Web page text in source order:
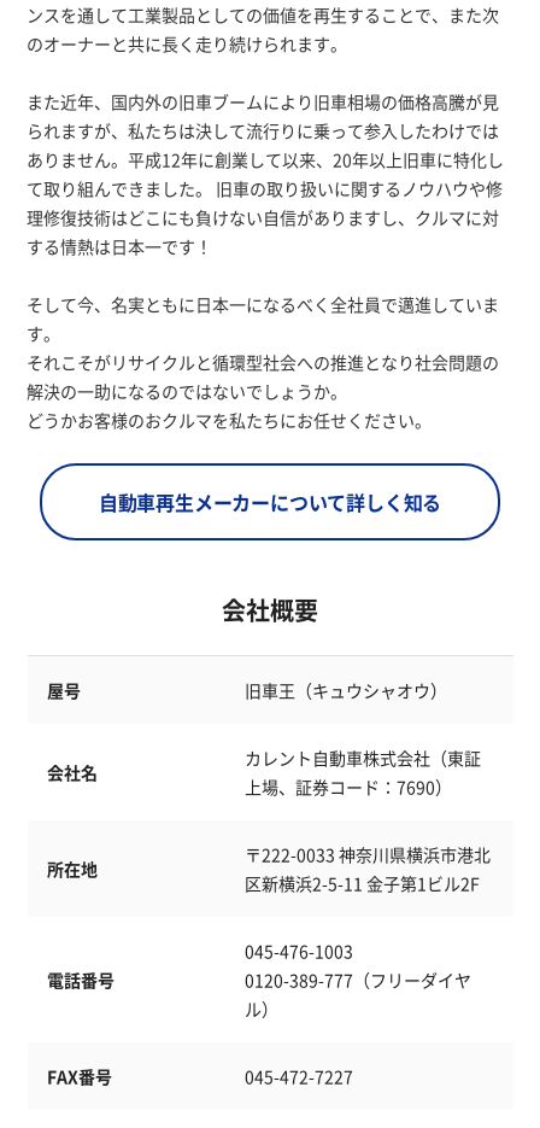
ンスを通して工業製品としての価値を再生することで、また次
のオーナーと共に長く走り続けられます。
また近年、国内外の旧車ブームにより旧車相場の価格高騰が見
られますが、私たちは決して流行りに乗って参入したわけでは
ありません。平成12年に創業して以来、20年以上旧車に特化し
て取り組んできました。 旧車の取り扱いに関するノウハウや修
理修復技術はどこにも負けない自信がありますし、クルマに対
する情熱は日本一です！
そして今、名実ともに日本一になるべく全社員で邁進していま
す。
それこそがリサイクルと循環型社会への推進となり社会問題の
解決の一助になるのではないでしょうか。
どうかお客様のおクルマを私たちにお任せください。
自動車再生メーカーについて詳しく知る
会社概要
屋号 旧車王（キュウシャオウ）
会社名
カレント自動車株式会社（東証
上場、証券コード：7690）
所在地
〒222-0033 神奈川県横浜市港北
区新横浜2-5-11 金子第1ビル2F
電話番号
045-476-1003
0120-389-777（フリーダイヤ
ル）
FAX番号 045-472-7227